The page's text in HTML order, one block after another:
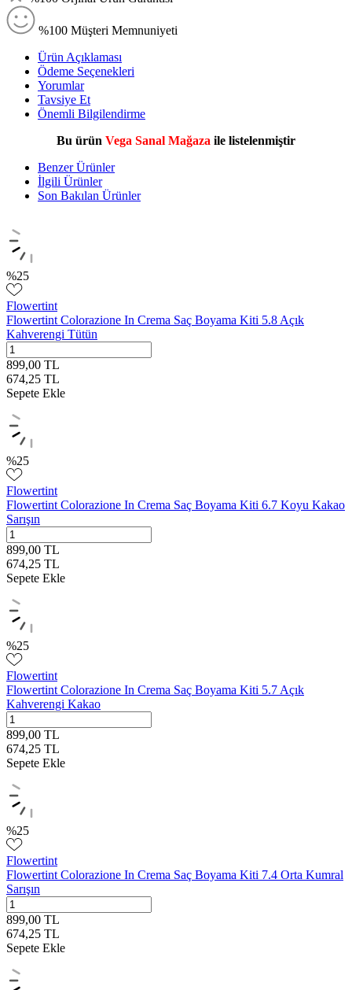
%100 Müşteri Memnuniyeti
Ürün Açıklaması
Ödeme Seçenekleri
Yorumlar
Tavsiye Et
Önemli Bilgilendirme
Bu ürün Vega Sanal Mağaza ile listelenmiştir
Benzer Ürünler
İlgili Ürünler
Son Bakılan Ürünler
%25
Flowertint
Flowertint Colorazione In Crema Saç Boyama Kiti 5.8 Açık
Kahverengi Tütün
899,00 TL
674,25 TL
Sepete Ekle
%25
Flowertint
Flowertint Colorazione In Crema Saç Boyama Kiti 6.7 Koyu Kakao
Sarışın
899,00 TL
674,25 TL
Sepete Ekle
%25
Flowertint
Flowertint Colorazione In Crema Saç Boyama Kiti 5.7 Açık
Kahverengi Kakao
899,00 TL
674,25 TL
Sepete Ekle
%25
Flowertint
Flowertint Colorazione In Crema Saç Boyama Kiti 7.4 Orta Kumral
Sarışın
899,00 TL
674,25 TL
Sepete Ekle